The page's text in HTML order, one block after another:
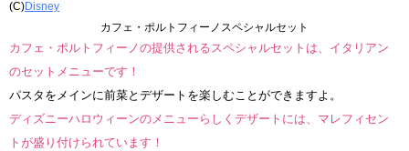
(C)Disney
カフェ・ポルトフィーノスペシャルセット
カフェ・ポルトフィーノの提供されるスペシャルセットは、イタリアン
のセットメニューです！
パスタをメインに前菜とデザートを楽しむことができますよ。
ディズニーハロウィーンのメニューらしくデザートには、マレフィセン
トが盛り付けられています！